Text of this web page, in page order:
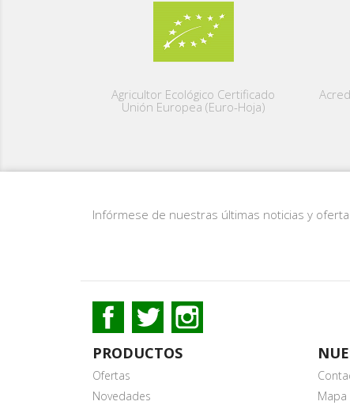
Agricultor Ecológico Certificado
Unión Europea (Euro-Hoja)
Infórmese de nuestras últimas noticias y
Facebook Twitter
PRODUCTOS
Ofertas
Novedades